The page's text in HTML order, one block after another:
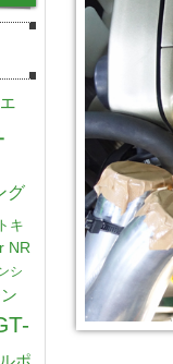
グ
キ
NR
シ
ポ